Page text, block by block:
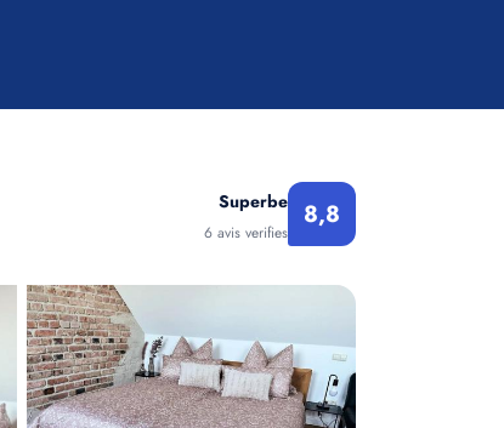
Superbe
6 avis verifies
8,8